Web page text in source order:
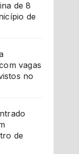
de 8
de
vagas
no
de